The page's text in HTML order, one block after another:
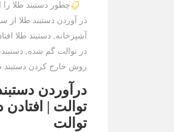
چطور دستبند طلا را
در آوردن دستبند طلا
آشپزخانه, دستبند طلا
در توالت گم شده,
روش خارج کردن دستبند
درآوردن
توالت | افتادن
توالت